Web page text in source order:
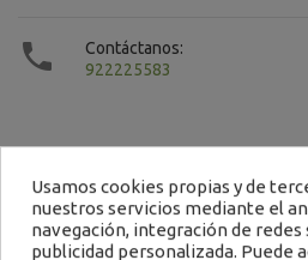

Contáctanos:
922225583
Contacto
Usamos cookies propias y de
nuestros servicios mediante el
navegación, integración de
publicidad personalizada. Puede